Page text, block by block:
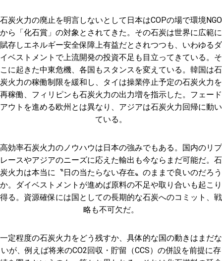
石炭火力の廃止を明言しないとして日本はCOPの場で環境NGO
から「化石賞」の対象とされてきた。その石炭は世界に広範に
賦存しエネルギー安全保障上有益だとされつつも、いわゆるダ
イベストメントで上流開発の投資不足も目立ってきている。そ
こに起きた中東危機、各国もスタンスを変えている。韓国は石
炭火力の稼働制限を緩和し、タイは操業停止予定の石炭火力を
再稼働、フィリピンも石炭火力の出力増を指示した。フェード
アウトを進める欧州とは異なり、アジアは石炭火力回帰に動い
ている。
高効率石炭火力のノウハウは日本の強みでもある。国内のリプ
レースやアジアのニーズに応えた輸出も今ならまだ可能だ。石
炭火力は本当に〝日の当たらない存在〟のままで良いのだろう
か。ダイベストメントが進めば原料の不足や取り合いも起こり
得る。資源確保には国としての長期的な石炭へのコミット、戦
略も不可欠だ。
一定程度の石炭火力をどう残すか、具体的な国の動きはまだな
いが、例えば将来のCO2回収・貯留（CCS）の併設を前提に存